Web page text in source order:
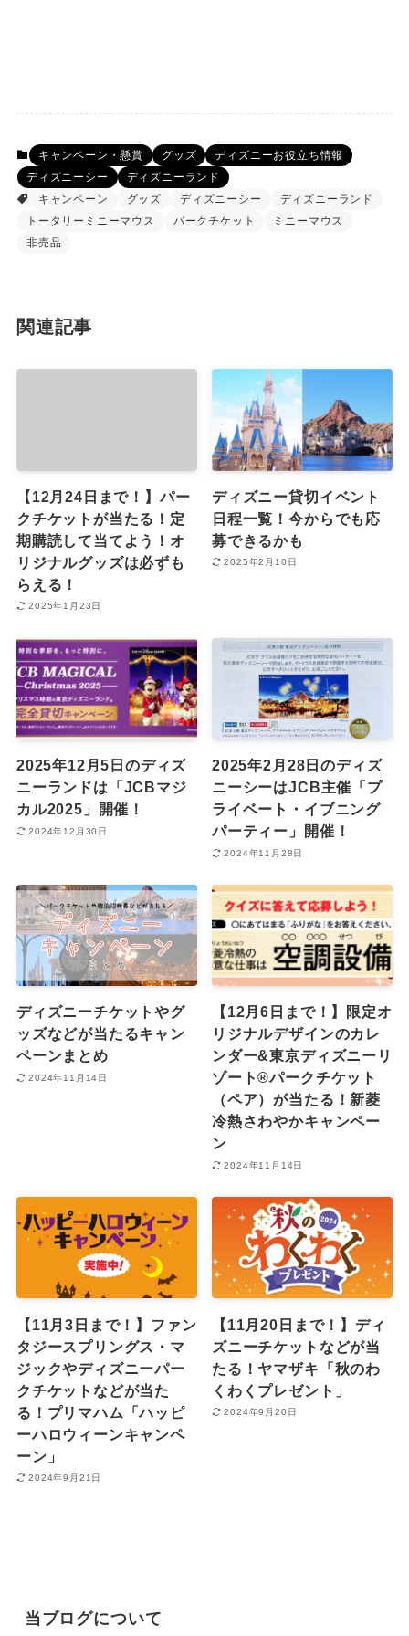
キャンペーン・懸賞 グッズ
ディズニーお役立ち情報
ディズニーシー
ディズニーランド
キャンペーン
グッズ ディズニーシー
ディズニーランド
トータリーミニーマウス
パークチケット
ミニーマウス
非売品
関連記事
【12月24日まで！】パー
クチケットが当たる！定
期購読して当てよう！オ
リジナルグッズは必ずも
らえる！
2025年1月23日
ディズニー貸切イベント
日程一覧！今からでも応
募できるかも
2025年2月10日
2025年12月5日のディズ
ニーランドは「JCBマジ
カル2025」開催！
2024年12月30日
2025年2月28日のディズ
ニーシーはJCB主催「プ
ライベート・イブニング
パーティー」開催！
2024年11月28日
ディズニーチケットやグ
ッズなどが当たるキャン
ペーンまとめ
2024年11月14日
【12月6日まで！】限定オ
リジナルデザインのカレ
ンダー&東京ディズニーリ
ゾート®︎パークチケット
（ペア）が当たる！新菱
冷熱さわやかキャンペー
ン
2024年11月14日
【11月3日まで！】ファン
タジースプリングス・マ
ジックやディズニーパー
クチケットなどが当た
る！プリマハム「ハッピ
ーハロウィーンキャンペ
ーン」
2024年9月21日
【11月20日まで！】ディ
ズニーチケットなどが当
たる！ヤマザキ「秋のわ
くわくプレゼント」
2024年9月20日
当ブログについて